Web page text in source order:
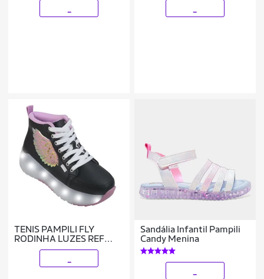
TENIS PAMPILI FLY
RODINHA LUZES REF
782001000 MENINA
Sandália Infantil Pampili
Candy Menina